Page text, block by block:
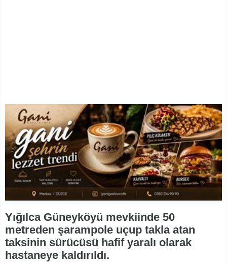
Yığılca Güneyköyü mevkiinde 50
metreden şarampole uçup takla atan
taksinin sürücüsü hafif yaralı olarak
hastaneye kaldırıldı.